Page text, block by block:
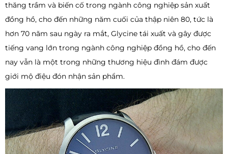
thăng trầm và biến cố trong ngành công nghiệp sản xuất
đồng hồ, cho đến những năm cuối của thập niên 80, tức là
hơn 70 năm sau ngày ra mắt, Glycine tái xuất và gây được
tiếng vang lớn trong ngành công nghiệp đồng hồ, cho đến
nay vẫn là một trong những thương hiệu đình đám được
giới mộ điệu đón nhận sản phẩm.